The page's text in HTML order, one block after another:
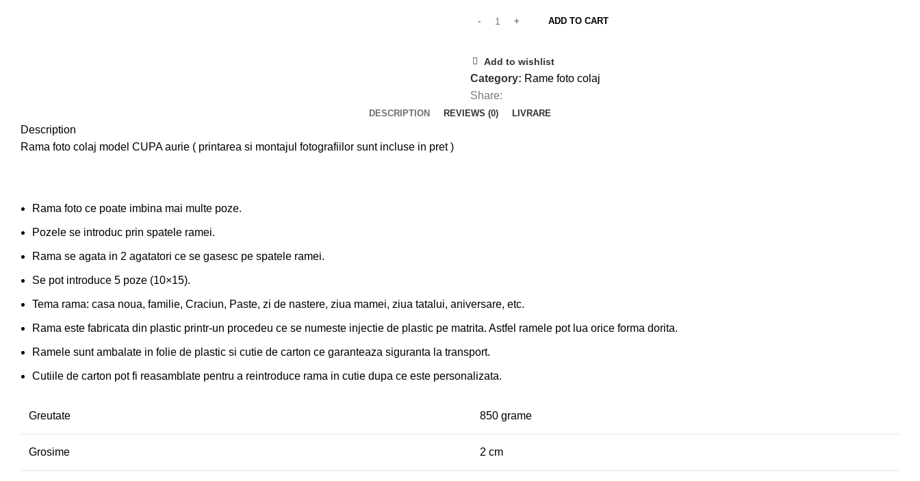
ADD TO CART
Add to wishlist
Category: Rame foto colaj
Share:
DESCRIPTION REVIEWS (0) LIVRARE
Description
Rama foto colaj model CUPA aurie ( printarea si montajul fotografiilor sunt incluse in pret )
Rama foto ce poate imbina mai multe poze.
Pozele se introduc prin spatele ramei.
Rama se agata in 2 agatatori ce se gasesc pe spatele ramei.
Se pot introduce 5 poze (10×15).
Tema rama: casa noua, familie, Craciun, Paste, zi de nastere, ziua mamei, ziua tatalui, aniversare, etc.
Rama este fabricata din plastic printr-un procedeu ce se numeste injectie de plastic pe matrita. Astfel ramele pot lua orice forma dorita.
Ramele sunt ambalate in folie de plastic si cutie de carton ce garanteaza siguranta la transport.
Cutiile de carton pot fi reasamblate pentru a reintroduce rama in cutie dupa ce este personalizata.
Greutate 850 grame
Grosime 2 cm